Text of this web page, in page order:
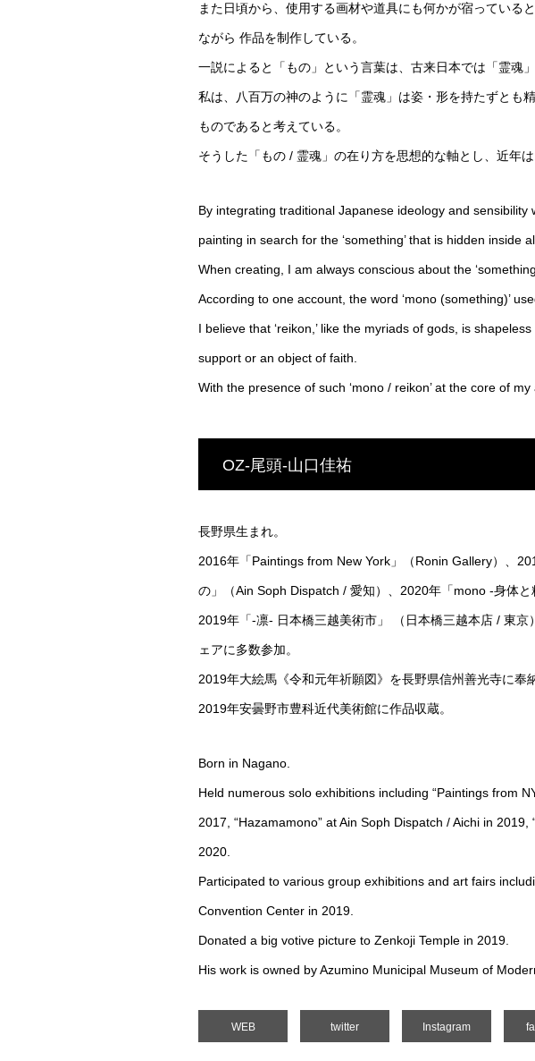
また日頃から、使用する画材や道具にも何かが宿っている
ながら 作品を制作している。
一説によると「もの」という言葉は、古来日本では「霊魂
私は、八百万の神のように「霊魂」は姿・形を持たずとも
ものであると考えている。
そうした「もの / 霊魂」の在り方を思想的な軸とし、近年
By integrating traditional Japanese ideology and
painting in search for the ‘something’ that is hidden inside
When creating, I am always conscious about the
According to one account, the word ‘mono (something)’
I believe that ‘reikon,’ like the myriads of gods, is
support or an object of faith.
With the presence of such ‘mono / reikon’ at the core of
OZ-尾頭-山口佳祐
長野県生まれ。
2016年「Paintings from New York」（Ronin Gallery）、
の」（Ain Soph Dispatch / 愛知）、2020年「mono -身体
2019年「-凛- 日本橋三越美術市」 （日本橋三越本店 / 東
ェアに多数参加。
2019年大絵馬《令和元年祈願図》を長野県信州善光寺に奉納
2019年安曇野市豊科近代美術館に作品収蔵。
Born in Nagano.
Held numerous solo exhibitions including “Paintings from
2017, “Hazamamono” at Ain Soph Dispatch / Aichi in
2020.
Participated to various group exhibitions and art fairs
Convention Center in 2019.
Donated a big votive picture to Zenkoji Temple in 2019.
His work is owned by Azumino Municipal Museum of
WEB twitter Instagram